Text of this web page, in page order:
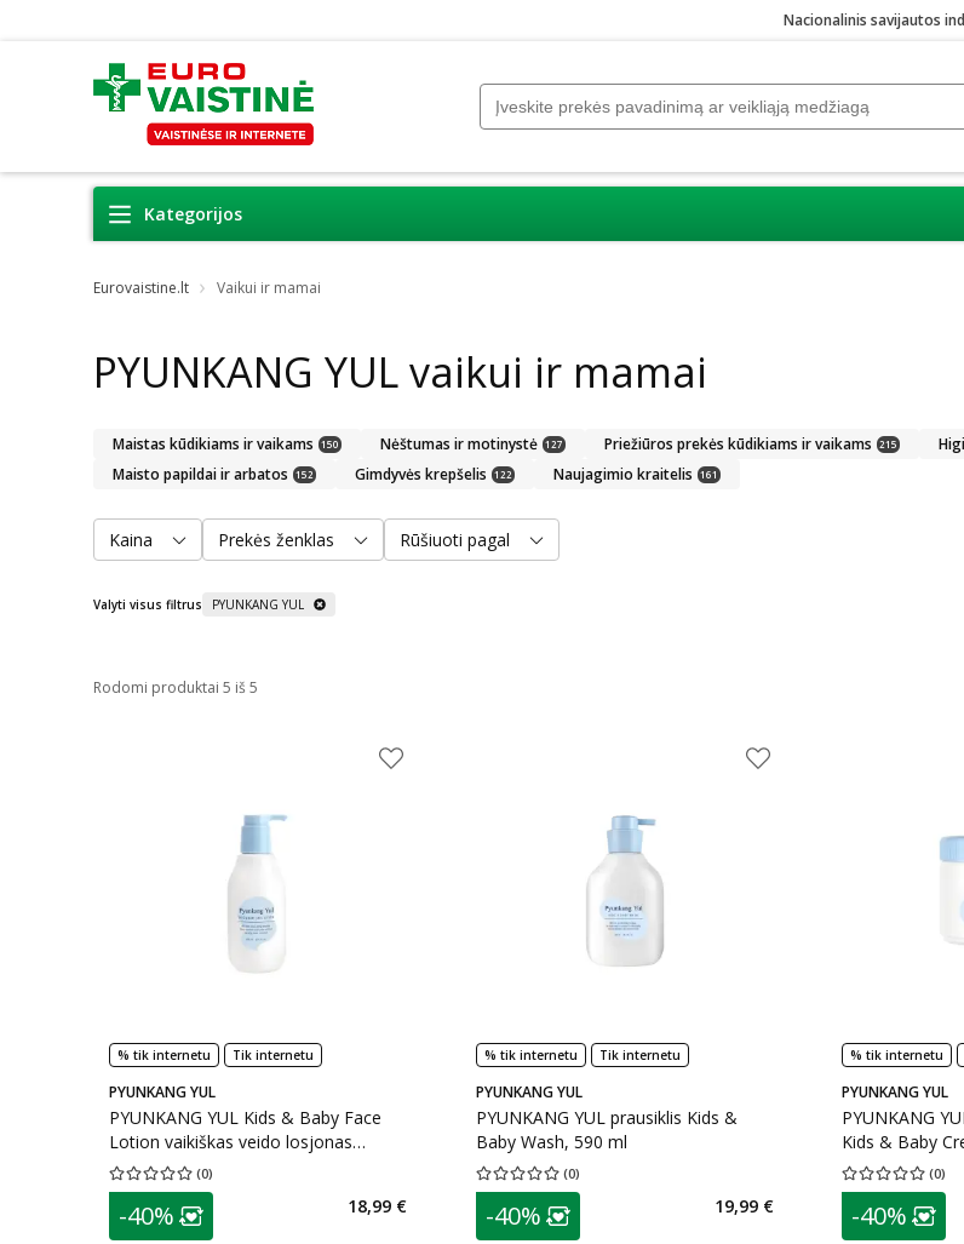
Nacionalinis savijautos
Kategorijos
Eurovaistine.lt Vaikui ir mamai
PYUNKANG YUL vaikui ir mamai
Maistas kūdikiams ir vaikams 150 Nėštumas ir motinystė 127 Priežiūros prekės kūdikiams ir vaikams 215
Maisto papildai ir arbatos 152 Gimdyvės krepšelis 122 Naujagimio kraitelis 161
Kaina Prekės ženklas Rūšiuoti pagal
Valyti visus filtrus PYUNKANG YUL
Rodomi produktai 5 iš 5
% tik internetu Tik internetu
PYUNKANG YUL
PYUNKANG YUL Kids & Baby Face
Lotion vaikiškas veido losjonas
200ml, 200 ml
(0)
Vidutinis įvertinimas 0.00
patarimas
Lojalumo klubo narių nuolaida:
-40% 18,99 €
% tik internetu Tik internetu
PYUNKANG YUL
PYUNKANG YUL prausiklis Kids &
Baby Wash, 590 ml
(0)
Vidutinis įvertinimas 0.00
patarimas
Lojalumo klubo narių nuolaida:
-40% 19,99 €
% tik internetu
PYUNKANG YUL
PYUNKANG
Kids & Baby
(0)
Vidutinis
patarimas
-40%